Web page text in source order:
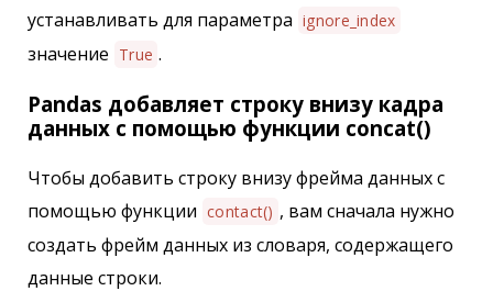
устанавливать для параметра ignore_index
значение True .
Pandas добавляет строку внизу кадра
данных с помощью функции concat()
Чтобы добавить строку внизу фрейма данных с
помощью функции contact() , вам сначала нужно
создать фрейм данных из словаря, содержащего
данные строки.